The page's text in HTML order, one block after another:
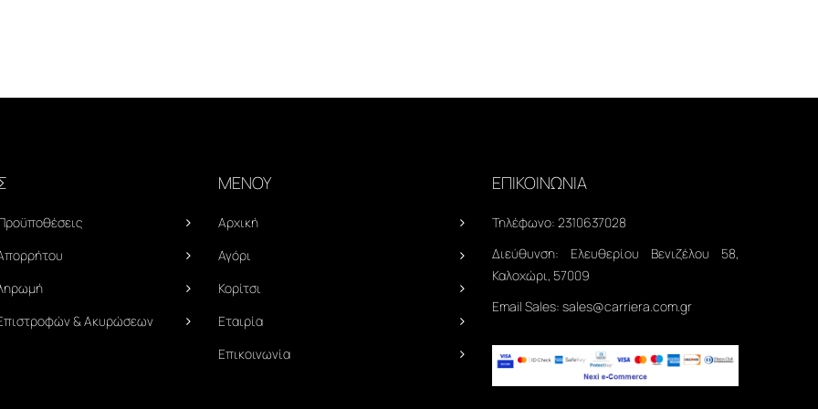
Επιστροφών & Ακυρώσεων
ΜΕΝΟΥ
Αρχική
Αγόρι
Κορίτσι
Εταιρία
Επικοινωνία
ΕΠΙΚΟΙΝΩΝΙΑ
Τηλέφωνο: 2310637028
Διεύθυνση: Ελευθερίου Βενιζέλου 58,
Καλοχώρι, 57009
Email Sales: sales@carriera.com.gr